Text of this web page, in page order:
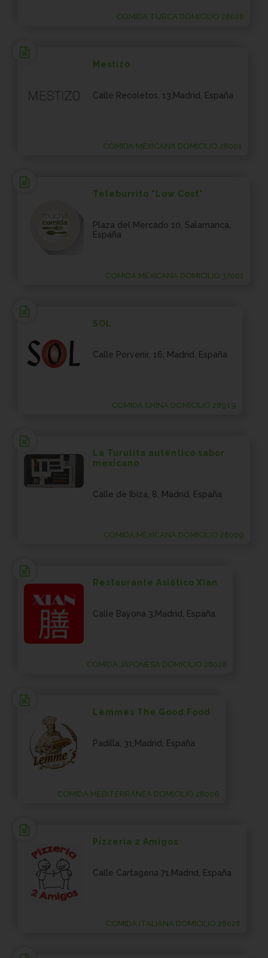
COMIDA TURCA DOMICILIO 28028
Mestizo
Calle Recoletos, 13,Madrid, España
COMIDA MEXICANA DOMICILIO 28001
Teleburrito "Low Cost"
Plaza del Mercado 10, Salamanca,
España
COMIDA MEXICANA DOMICILIO 37001
SOL
Calle Porvenir, 16, Madrid, España
COMIDA CHINA DOMICILIO 28919
La Turulita auténtico sabor
mexicano
Calle de Ibiza, 8, Madrid, España
COMIDA MEXICANA DOMICILIO 28009
Restaurante Asiático Xian
Calle Bayona 3,Madrid, España
COMIDA JAPONESA DOMICILIO 28028
Lemmes The Good Food
Padilla, 31,Madrid, España
COMIDA MEDITERRÁNEA DOMICILIO 28006
Pizzería 2 Amigos
Calle Cartagena 71,Madrid, España
COMIDA ITALIANA DOMICILIO 28028